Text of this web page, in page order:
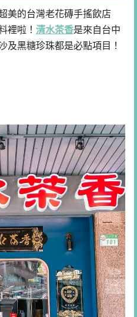
美的台灣老花磚手搖飲店
裡啦！ 清水茶香是來自台中
及黑糖珍珠都是必點項目！